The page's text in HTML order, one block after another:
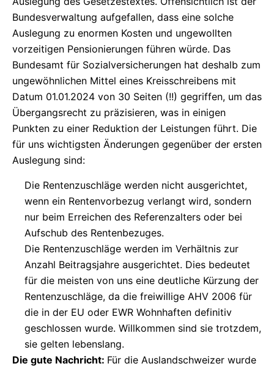
Bundesverwaltung aufgefallen, dass eine solche
Auslegung zu enormen Kosten und ungewollten
vorzeitigen Pensionierungen führen würde. Das
Bundesamt für Sozialversicherungen hat deshalb zum
ungewöhnlichen Mittel eines Kreisschreibens mit
Datum 01.01.2024 von 30 Seiten (!!) gegriffen, um das
Übergangsrecht zu präzisieren, was in einigen
Punkten zu einer Reduktion der Leistungen führt. Die
für uns wichtigsten Änderungen gegenüber der ersten
Auslegung sind:
Die Rentenzuschläge werden nicht ausgerichtet,
wenn ein Rentenvorbezug verlangt wird, sondern
nur beim Erreichen des Referenzalters oder bei
Aufschub des Rentenbezuges.
Die Rentenzuschläge werden im Verhältnis zur
Anzahl Beitragsjahre ausgerichtet. Dies bedeutet
für die meisten von uns eine deutliche Kürzung der
Rentenzuschläge, da die freiwillige AHV 2006 für
die in der EU oder EWR Wohnhaften definitiv
geschlossen wurde. Willkommen sind sie trotzdem,
sie gelten lebenslang.
Die gute Nachricht: Für die Auslandschweizer wurde